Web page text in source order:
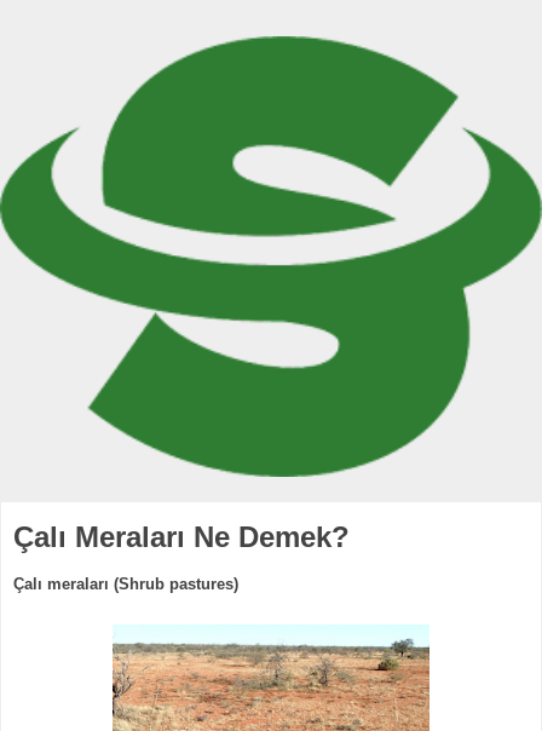
Çalı Meraları Ne Demek?
Çalı meraları (Shrub pastures)